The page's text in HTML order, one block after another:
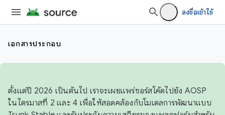
ลงชื่อเข้าใช้
เอกสารประกอบ
ตั้งแต่ปี 2026 เป็นต้นไป เราจะเผยแพร่ซอร์สโค้ดไปยัง AOSP
ในไตรมาสที่ 2 และ 4 เพื่อให้สอดคล้องกับโมเดลการพัฒนาแบบ